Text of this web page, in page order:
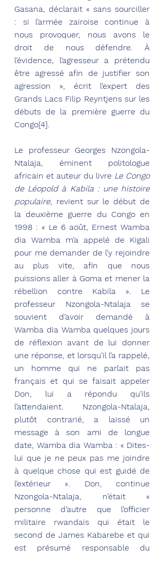
Gasana, déclarait « sans sourciller
: si l’armée zaïroise continue à
nous provoquer, nous avons le
droit de nous défendre. À
l’évidence, l’agresseur a prétendu
être agressé afin de justifier son
agression », écrit l’expert des
Grands Lacs Filip Reyntjens sur les
débuts de la première guerre du
Congo[4].
Le professeur Georges Nzongola-
Ntalaja, éminent politologue
africain et auteur du livre Le Congo
de Léopold à Kabila : une histoire
populaire, revient sur le début de
la deuxième guerre du Congo en
1998 : « Le 6 août, Ernest Wamba
dia Wamba m’a appelé de Kigali
pour me demander de l’y rejoindre
au plus vite, afin que nous
puissions aller à Goma et mener la
rébellion contre Kabila ». Le
professeur Nzongola-Ntalaja se
souvient d’avoir demandé à
Wamba dia Wamba quelques jours
de réflexion avant de lui donner
une réponse, et lorsqu’il l’a rappelé,
un homme qui ne parlait pas
français et qui se faisait appeler
Don, lui a répondu qu’ils
l’attendaient. Nzongola-Ntalaja,
plutôt contrarié, a laissé un
message à son ami de longue
date, Wamba dia Wamba : « Dites-
lui que je ne peux pas me joindre
à quelque chose qui est guidé de
l’extérieur ». Don, continue
Nzongola-Ntalaja, n’était «
personne d’autre que l’officier
militaire rwandais qui était le
second de James Kabarebe et qui
est présumé responsable du
massacre des civils Hutu à